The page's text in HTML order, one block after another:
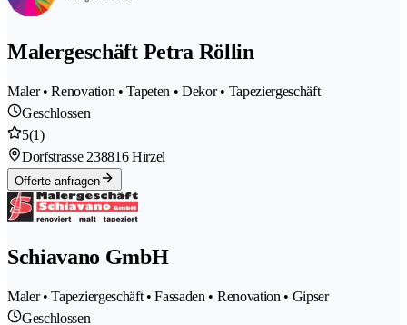
Malergeschäft Petra Röllin
Maler • Renovation • Tapeten • Dekor • Tapeziergeschäft
Geschlossen
5(1)
Dorfstrasse 238816 Hirzel
Offerte anfragen
Schiavano GmbH
Maler • Tapeziergeschäft • Fassaden • Renovation • Gipser
Geschlossen